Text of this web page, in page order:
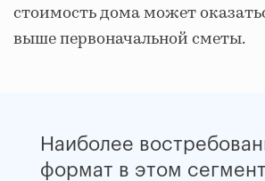
стоимость дома может
выше первоначальной сметы.
Наиболее
формат в этом